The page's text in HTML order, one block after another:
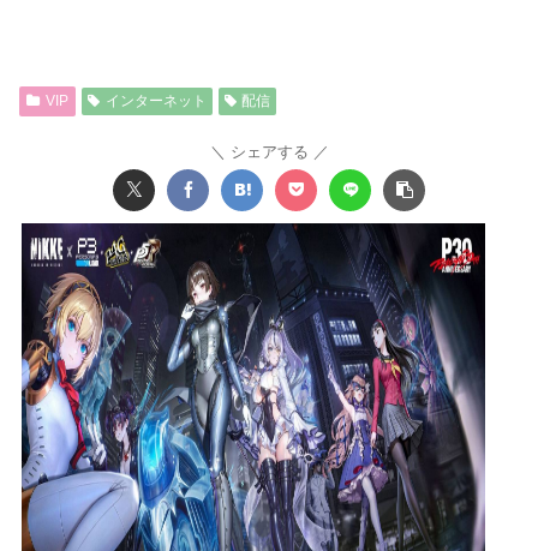
VIP インターネット 配信
シェアする